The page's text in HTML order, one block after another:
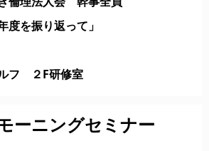
度を振り返って」
フ ２F研修室
ーニングセミナー